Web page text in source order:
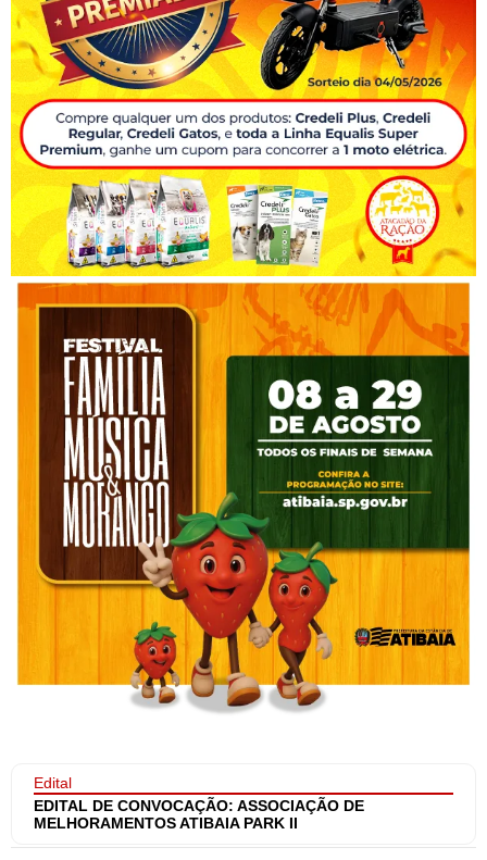
Edital
EDITAL DE CONVOCAÇÃO: ASSOCIAÇÃO DE
MELHORAMENTOS ATIBAIA PARK II